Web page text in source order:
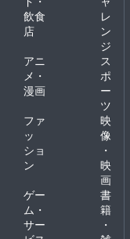
飲食
店
レ
ン
ジ
アニ
メ・
漫画
ス
ポ
ー
ツ
ファ
ッ
ショ
ン
映
像
・
映
画
ゲー
ム・
サー
書
籍
・